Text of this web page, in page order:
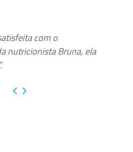
com o
nutricionista Bruna, ela